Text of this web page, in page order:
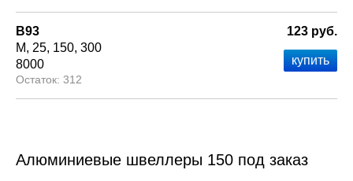
В93
М
25 150 300
8000
312
123 руб.
Алюминиевые швеллеры 150 под заказ